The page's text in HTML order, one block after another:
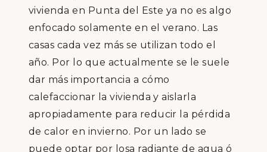
vivienda en Punta del Este ya no es algo
enfocado solamente en el verano. Las
casas cada vez más se utilizan todo el
año. Por lo que actualmente se le suele
dar más importancia a cómo
calefaccionar la vivienda y aislarla
apropiadamente para reducir la pérdida
de calor en invierno. Por un lado se
puede optar por losa radiante de agua ó